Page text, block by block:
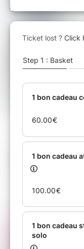
compter de
Les R.D.V.
(près de Vitré).
Pour l'utiliser, il
l'imprimer).
Possibilité
Attention,
bon version